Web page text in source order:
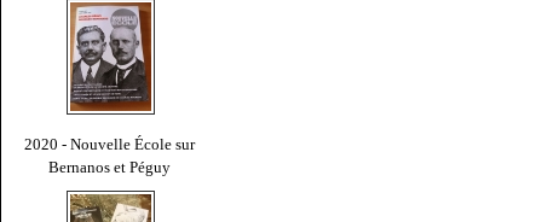
2020 - Nouvelle École sur
Bernanos et Péguy